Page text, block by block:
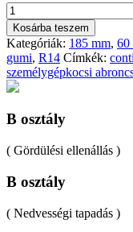
Continental
EcoContact
6
185/60
R14
82H
mennyiség
Kosárba teszem
Kategóriák: 185 mm, 60
gumi, R14 Címkék:
személygépkocsi
B osztály
( Gördülési ellenállás )
B osztály
( Nedvességi tapadás )